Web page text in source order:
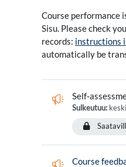
Course performance
Sisu. Please check
records: instructions
automatically be
Self-
Sulkeutuu:
Course